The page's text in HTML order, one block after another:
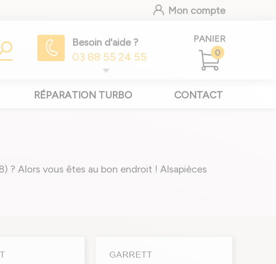
Mon compte
Besoin d'aide ?
03 88 55 24 55
PANIER
0
RÉPARATION TURBO CONTACT
? Alors vous êtes au bon endroit ! Alsapièces